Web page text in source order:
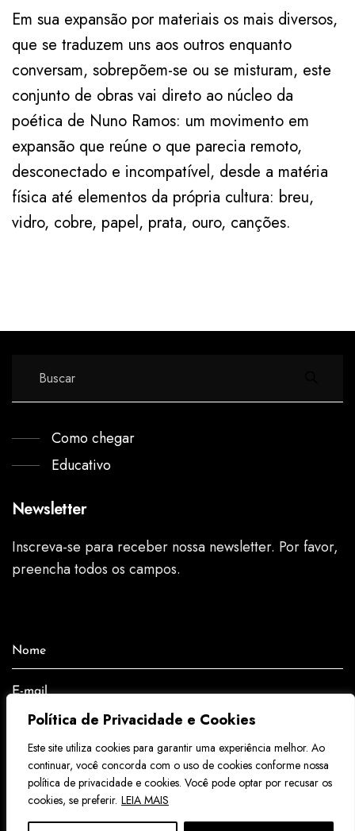
Política de Privacidade e Cookies
Este site utiliza cookies para garantir uma experiência melhor. Ao
continuar, você concorda com o uso de cookies conforme nossa
política de privacidade e cookies. Você pode optar por recusar os
cookies, se preferir. LEIA MAIS
Em sua expansão por materiais os mais diversos,
que se traduzem uns aos outros enquanto
conversam, sobrepõem-se ou se misturam, este
conjunto de obras vai direto ao núcleo da
poética de Nuno Ramos: um movimento em
expansão que reúne o que parecia remoto,
desconectado e incompatível, desde a matéria
física até elementos da própria cultura: breu,
vidro, cobre, papel, prata, ouro, canções.
Como chegar
Educativo
Newsletter
Inscreva-se para receber nossa newsletter. Por favor,
preencha todos os campos.
Nome
Nome
E-
mail
E-mail
Aceito receber e-mail do FAMA Museu.
Siga-nos